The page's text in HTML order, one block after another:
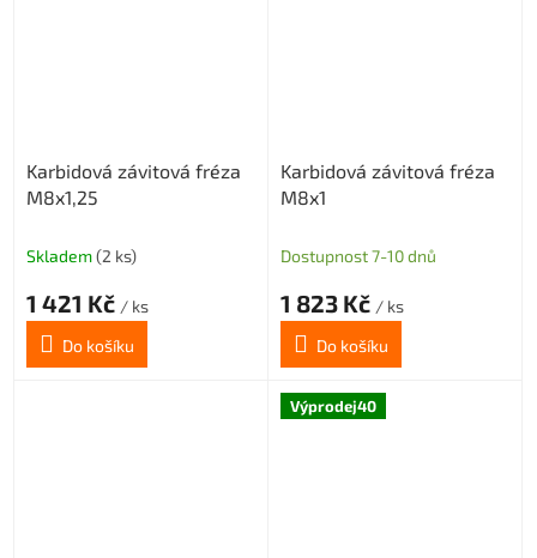
Karbidová závitová fréza
M8x1,25
Skladem(2 ks)
1 421 Kč / ks
Do košíku
Karbidová závitová fréza
M8x1
Dostupnost 7-10 dnů
1 823 Kč / ks
Do košíku
Výprodej40